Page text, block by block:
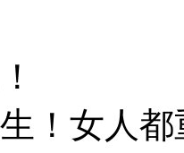
！女人